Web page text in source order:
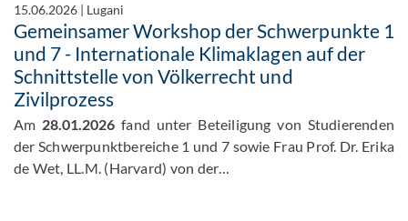
15.06.2026 | Lugani
Gemeinsamer Workshop der Schwerpunkte 1
und 7 - Internationale Klimaklagen auf der
Schnittstelle von Völkerrecht und
Zivilprozess
Am 28.01.2026 fand unter Beteiligung von Studierenden
der Schwerpunktbereiche 1 und 7 sowie Frau Prof. Dr. Erika
de Wet, LL.M. (Harvard) von der…